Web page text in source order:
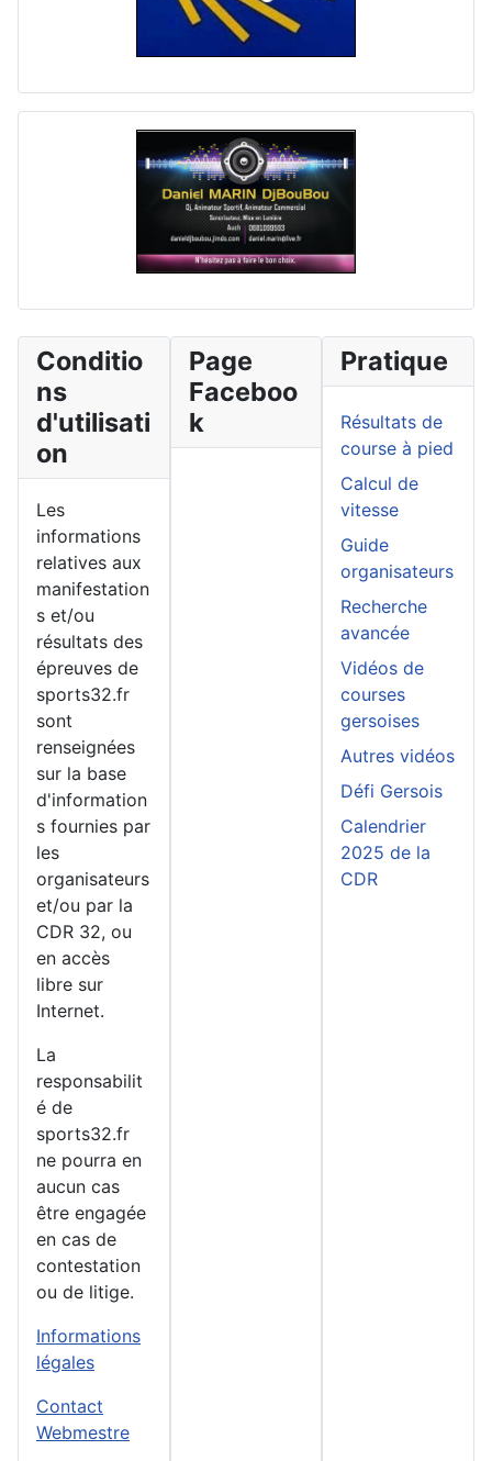
Conditio
ns
d'utilisati
on
Les
informations
relatives aux
manifestation
s et/ou
résultats des
épreuves de
sports32.fr
sont
renseignées
sur la base
d'information
s fournies par
les
organisateurs
et/ou par la
CDR 32, ou
en accès
libre sur
Internet.
La
responsabilit
é de
sports32.fr
ne pourra en
aucun cas
être engagée
en cas de
contestation
ou de litige.
Informations
légales
Contact
Webmestre
Page
Faceboo
k
Pratique
Résultats de
course à pied
Calcul de
vitesse
Guide
organisateurs
Recherche
avancée
Vidéos de
courses
gersoises
Autres vidéos
Défi Gersois
Calendrier
2025 de la
CDR